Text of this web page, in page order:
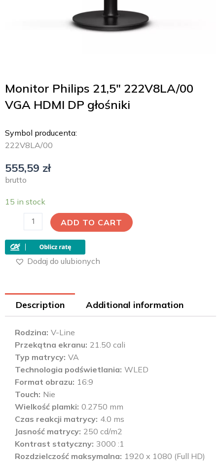
Monitor Philips 21,5″ 222V8LA/00
VGA HDMI DP głośniki
Symbol producenta:
222V8LA/00
555,59 zł
brutto
15 in stock
ADD TO CART
Dodaj do ulubionych
Description Additional information
Rodzina V-Line
Przekątna ekranu 21.50 cali
Typ matrycy VA
Technologia podświetlania WLED
Format obrazu 16:9
Touch Nie
Wielkość plamki 0.2750 mm
Czas reakcji matrycy 4.0 ms
Jasność matrycy 250 cd/m2
Kontrast statyczny 3000 :1
Rozdzielczość maksymalna 1920 x 1080 (Full HD)